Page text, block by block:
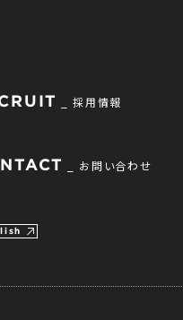
採用情報
お問い合わせ